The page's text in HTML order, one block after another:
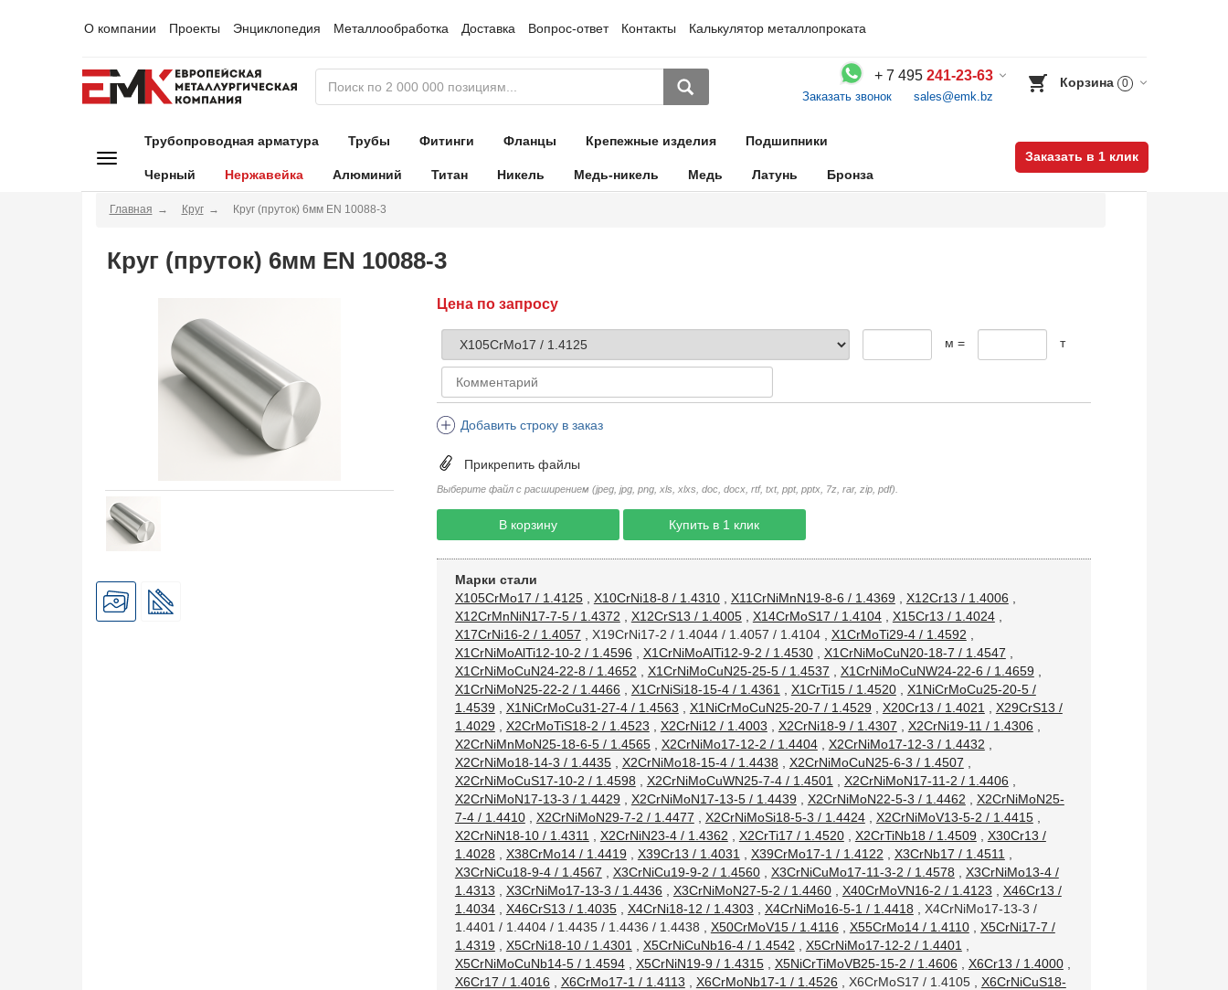
О компании Проекты Энциклопедия Металлообработка Доставка Вопрос-ответ Контакты Калькулятор металлопроката
+ 7 495 241-23-63
Заказать звонок sales@emk.bz
Корзина 0
Трубопроводная арматура Трубы Фитинги Фланцы Крепежные изделия Подшипники
Черный Нержавейка Алюминий Титан Никель Медь-никель Медь Латунь Бронза
Заказать в 1 клик
Главная Круг Круг (пруток) 6мм EN 10088-3
Круг (пруток) 6мм EN 10088-3
Цена по запросу
м = т
Добавить строку в заказ
Прикрепить файлы
Выберите файл с расширением (jpeg, jpg, png, xls, xlxs, doc, docx, rtf, txt, ppt, pptx, 7z, rar, zip, pdf).
В корзину Купить в 1 клик
Марки стали
X105CrMo17 / 1.4125, X10CrNi18-8 / 1.4310, X11CrNiMnN19-8-6 / 1.4369 X12Cr13 / 1.4006
X12CrMnNiN17-7-5 / 1.4372
X12CrS13 / 1.4005, X14CrMoS17 / 1.4104, X15Cr13 / 1.4024,
X17CrNi16-2 / 1.4057
X19CrNi17-2 / 1.4044 / 1.4057 / 1.4104, X1CrMoTi29-4 / 1.4592
X1CrNiMoAlTi12-10-2 / 1.4596
X1CrNiMoAlTi12-9-2 / 1.4530, X1CrNiMoCuN20-18-7 / 1.4547
X1CrNiMoCuN24-22-8 / 1.4652
X1CrNiMoCuN25-25-5 / 1.4537 X1CrNiMoCuNW24-22-6 / 1.4659
X1CrNiMoN25-22-2 / 1.4466
X1CrNiSi18-15-4 / 1.4361 X1CrTi15 / 1.4520, X1NiCrMoCu25-20-5 /
1.4539
X1NiCrMoCu31-27-4 / 1.4563 X1NiCrMoCuN25-20-7 / 1.4529 X20Cr13 / 1.4021
X29CrS13 /
1.4029
X2CrMoTiS18-2 / 1.4523 X2CrNi12 / 1.4003 X2CrNi18-9 / 1.4307 X2CrNi19-11 / 1.4306
X2CrNiMnMoN25-18-6-5 / 1.4565, X2CrNiMo17-12-2 / 1.4404, X2CrNiMo17-12-3 / 1.4432
X2CrNiMo18-14-3 / 1.4435, X2CrNiMo18-15-4 / 1.4438 X2CrNiMoCuN25-6-3 / 1.4507
X2CrNiMoCuS17-10-2 / 1.4598
X2CrNiMoCuWN25-7-4 / 1.4501 X2CrNiMoN17-11-2 / 1.4406
X2CrNiMoN17-13-3 / 1.4429
X2CrNiMoN17-13-5 / 1.4439 X2CrNiMoN22-5-3 / 1.4462
X2CrNiMoN25-
7-4 / 1.4410, X2CrNiMoN29-7-2 / 1.4477 X2CrNiMoSi18-5-3 / 1.4424, X2CrNiMoV13-5-2 / 1.4415,
X2CrNiN18-10 / 1.4311
X2CrNiN23-4 / 1.4362 X2CrTi17 / 1.4520, X2CrTiNb18 / 1.4509
X30Cr13 /
1.4028
X38CrMo14 / 1.4419 X39Cr13 / 1.4031 X39CrMo17-1 / 1.4122 X3CrNb17 / 1.4511
X3CrNiCu18-9-4 / 1.4567
X3CrNiCu19-9-2 / 1.4560, X3CrNiCuMo17-11-3-2 / 1.4578
X3CrNiMo13-4 /
1.4313
X3CrNiMo17-13-3 / 1.4436 X3CrNiMoN27-5-2 / 1.4460, X40CrMoVN16-2 / 1.4123
X46Cr13 /
1.4034, X46CrS13 / 1.4035, X4CrNi18-12 / 1.4303 X4CrNiMo16-5-1 / 1.4418
X4CrNiMo17-13-3 /
1.4401 / 1.4404 / 1.4435 / 1.4436 / 1.4438
X50CrMoV15 / 1.4116 X55CrMo14 / 1.4110, X5CrNi17-7 /
1.4319
X5CrNi18-10 / 1.4301 X5CrNiCuNb16-4 / 1.4542 X5CrNiMo17-12-2 / 1.4401
X5CrNiMoCuNb14-5 / 1.4594, X5CrNiN19-9 / 1.4315, X5NiCrTiMoVB25-15-2 / 1.4606 X6Cr13 / 1.4000,
X6Cr17 / 1.4016
X6CrMo17-1 / 1.4113 X6CrMoNb17-1 / 1.4526 X6CrMoS17 / 1.4105, X6CrNiCuS18-